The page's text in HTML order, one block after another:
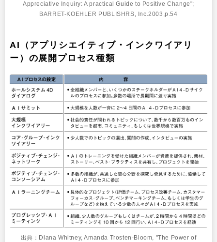
Appreciative Inquiry: A practical Guide to Positive Change";
BARRET-KOEHLER PUBLISHRS, Inc.2003,p.54
AI（アプリシエイティブ・インクワイアリ
ー）の展開プロセス種類
出典：Diana Whitney, Amanda Trosten-Bloom, "The Power of